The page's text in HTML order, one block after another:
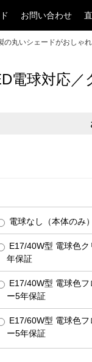
お問い合わせ
の丸いシェードがおしゃ
球対応／
電球なし（本体のみ）
E17/40W型 電球色
年保証
E17/40W型 電球色
ー5年保証
E17/60W型 電球色
ー5年保証